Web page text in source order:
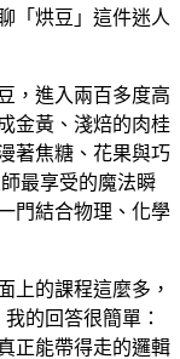
「烘豆」這件迷人
，進入兩百多度高
金黃、淺焙的肉桂
著焦糖、花果與巧
最享受的魔法瞬
門結合物理、化學
上的課程這麼多，
我的回答很簡單：
正能帶得走的邏輯